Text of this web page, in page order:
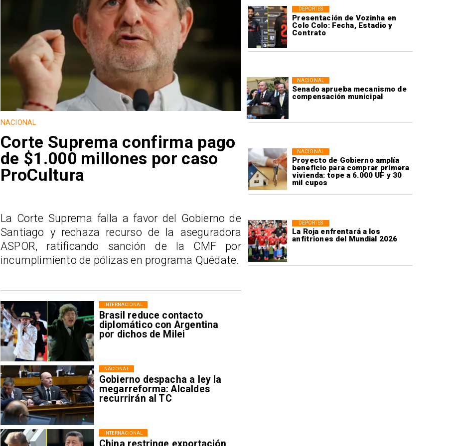
Presentación de Vozinha en
Colo Colo: Fecha, Estadio y
Contrato
DEPORTES
Senado aprueba mecanismo de
compensación municipal
NACIONAL
Proyecto de Gobierno amplía
beneficio para comprar primera
vivienda: tope a 6.000 UF y 30
mil cupos
NACIONAL
La Roja enfrentará a los
anfitriones del Mundial 2026
DEPORTES
Brasil reduce contacto
diplomático con Argentina
por dichos de Milei
INTERNACIONAL
Gobierno despacha a ley la
megarreforma: Alcaldes
recurrirán al TC
NACIONAL
China restringe exportación
INTERNACIONAL
NACIONAL
Corte Suprema confirma pago
de $1.000 millones por caso
ProCultura
La Corte Suprema falla a favor del Gobierno de
Santiago y rechaza recurso de la aseguradora
ASPOR, ratificando sanción de la CMF por
incumplimiento de pólizas en programa Quédate.